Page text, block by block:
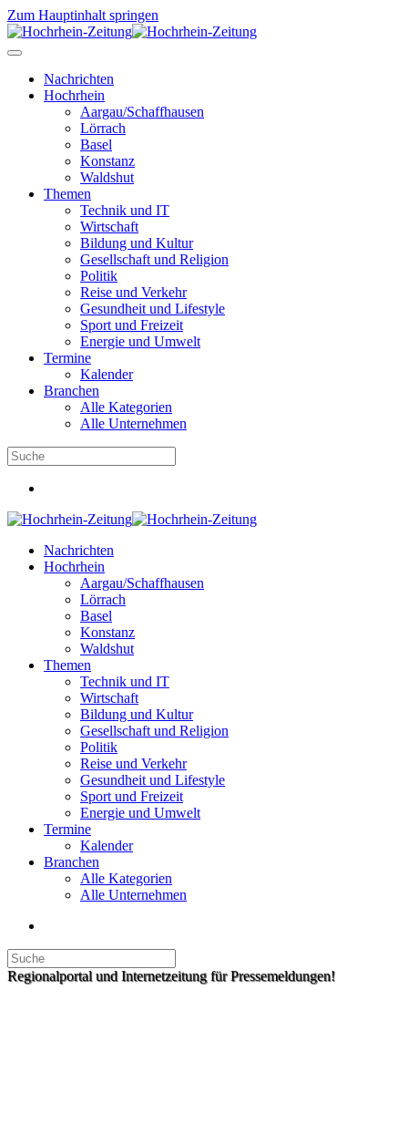
Zum Hauptinhalt springen
Nachrichten
Hochrhein
Aargau/Schaffhausen
Lörrach
Basel
Konstanz
Waldshut
Themen
Technik und IT
Wirtschaft
Bildung und Kultur
Gesellschaft und Religion
Politik
Reise und Verkehr
Gesundheit und Lifestyle
Sport und Freizeit
Energie und Umwelt
Termine
Kalender
Branchen
Alle Kategorien
Alle Unternehmen
Nachrichten
Hochrhein
Aargau/Schaffhausen
Lörrach
Basel
Konstanz
Waldshut
Themen
Technik und IT
Wirtschaft
Bildung und Kultur
Gesellschaft und Religion
Politik
Reise und Verkehr
Gesundheit und Lifestyle
Sport und Freizeit
Energie und Umwelt
Termine
Kalender
Branchen
Alle Kategorien
Alle Unternehmen
Regionalportal und Internetzeitung für Pressemeldungen!